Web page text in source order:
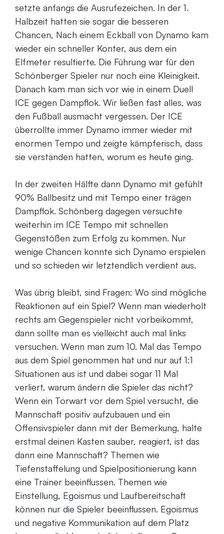
setzte anfangs die Ausrufezeichen. In der 1.
Halbzeit hatten sie sogar die besseren
Chancen, Nach einem Eckball von Dynamo kam
wieder ein schneller Konter, aus dem ein
Elfmeter resultierte. Die Führung war für den
Schönberger Spieler nur noch eine Kleinigkeit.
Danach kam man sich vor wie in einem Duell
ICE gegen Dampflok. Wir ließen fast alles, was
den Fußball ausmacht vergessen. Der ICE
überrollte immer Dynamo immer wieder mit
enormen Tempo und zeigte kämpferisch, dass
sie verstanden hatten, worum es heute ging.
In der zweiten Hälfte dann Dynamo mit gefühlt
90% Ballbesitz und mit Tempo einer trägen
Dampflok. Schönberg dagegen versuchte
weiterhin im ICE Tempo mit schnellen
Gegenstößen zum Erfolg zu kommen. Nur
wenige Chancen konnte sich Dynamo erspielen
und so schieden wir letztendlich verdient aus.
Was übrig bleibt, sind Fragen: Wo sind mögliche
Reaktionen auf ein Spiel? Wenn man wiederholt
rechts am Gegenspieler nicht vorbeikommt,
dann sollte man es vielleicht auch mal links
versuchen. Wenn man zum 10. Mal das Tempo
aus dem Spiel genommen hat und nur auf 1:1
Situationen aus ist und dabei sogar 11 Mal
verliert, warum ändern die Spieler das nicht?
Wenn ein Torwart vor dem Spiel versucht, die
Mannschaft positiv aufzubauen und ein
Offensivspieler dann mit der Bemerkung, halte
erstmal deinen Kasten sauber, reagiert, ist das
dann eine Mannschaft? Themen wie
Tiefenstaffelung und Spielpositionierung kann
eine Trainer beeinflussen. Themen wie
Einstellung, Egoismus und Laufbereitschaft
können nur die Spieler beeinflussen. Egoismus
und negative Kommunikation auf dem Platz